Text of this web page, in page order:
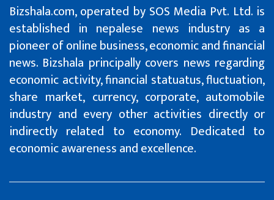
Bizshala.com, operated by SOS Media Pvt. Ltd. is
established in nepalese news industry as a
pioneer of online business, economic and financial
news. Bizshala principally covers news regarding
economic activity, financial statuatus, fluctuation,
share market, currency, corporate, automobile
industry and every other activities directly or
indirectly related to economy. Dedicated to
economic awareness and excellence.